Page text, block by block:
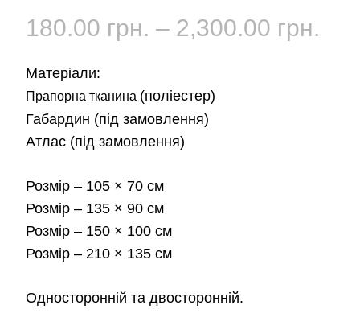
180.00 грн. – 2,300.00 грн.
Матеріали:
Прапорна тканина (поліестер)
Габардин (під замовлення)
Атлас (під замовлення)
Розмір – 105 × 70 см
Розмір – 135 × 90 см
Розмір – 150 × 100 см
Розмір – 210 × 135 см
Односторонній та двосторонній.